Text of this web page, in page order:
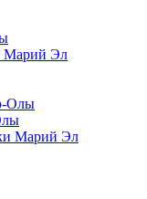
Марий Эл
Олы
Марий Эл